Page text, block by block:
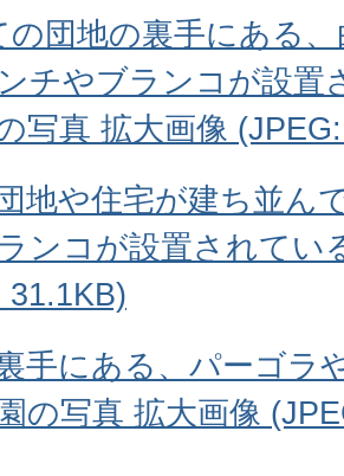
の団地の裏手にある
チやブランコが設置
写真 拡大画像
地や住宅が建ち並ん
ンコが設置されてい
31.1KB)
手にある、パーゴラ
の写真 拡大画像